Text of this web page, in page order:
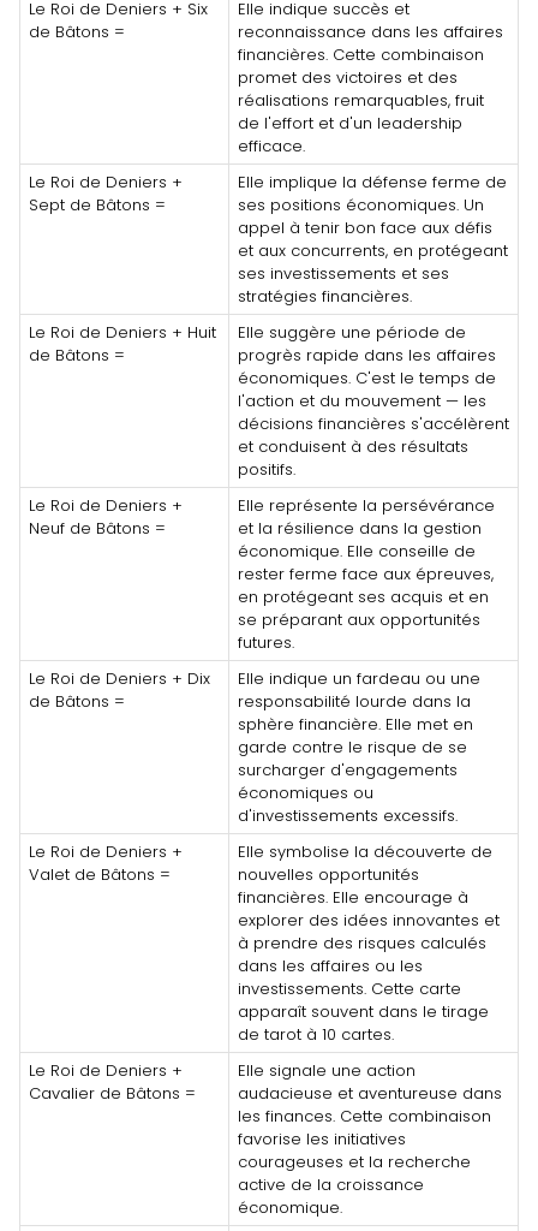
Le Roi de Deniers + Six
de Bâtons =
Elle indique succès et
reconnaissance dans les affaires
financières. Cette combinaison
promet des victoires et des
réalisations remarquables, fruit
de l'effort et d'un leadership
efficace.
Le Roi de Deniers +
Sept de Bâtons =
Elle implique la défense ferme de
ses positions économiques. Un
appel à tenir bon face aux défis
et aux concurrents, en protégeant
ses investissements et ses
stratégies financières.
Le Roi de Deniers + Huit
de Bâtons =
Elle suggère une période de
progrès rapide dans les affaires
économiques. C'est le temps de
l'action et du mouvement — les
décisions financières s'accélèrent
et conduisent à des résultats
positifs.
Le Roi de Deniers +
Neuf de Bâtons =
Elle représente la persévérance
et la résilience dans la gestion
économique. Elle conseille de
rester ferme face aux épreuves,
en protégeant ses acquis et en
se préparant aux opportunités
futures.
Le Roi de Deniers + Dix
de Bâtons =
Elle indique un fardeau ou une
responsabilité lourde dans la
sphère financière. Elle met en
garde contre le risque de se
surcharger d'engagements
économiques ou
d'investissements excessifs.
Le Roi de Deniers +
Valet de Bâtons =
Elle symbolise la découverte de
nouvelles opportunités
financières. Elle encourage à
explorer des idées innovantes et
à prendre des risques calculés
dans les affaires ou les
investissements. Cette carte
apparaît souvent dans le tirage
de tarot à 10 cartes.
Le Roi de Deniers +
Cavalier de Bâtons =
Elle signale une action
audacieuse et aventureuse dans
les finances. Cette combinaison
favorise les initiatives
courageuses et la recherche
active de la croissance
économique.